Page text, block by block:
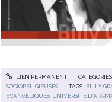
LIEN PERMANENT
SOCIORELIGIEUSES
TAGS : BILLY
ÉVANGÉLIQUES UNIVERSITÉ D'AIX-